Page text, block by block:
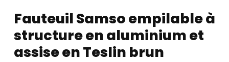
Fauteuil Samso empilable à
structure en aluminium et
assise en Teslin brun